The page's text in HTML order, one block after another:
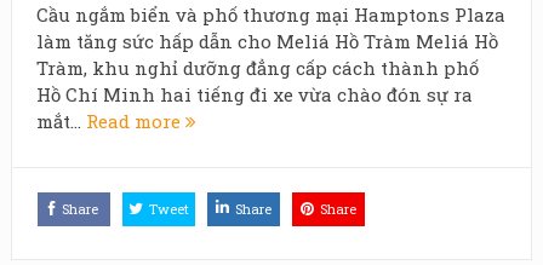
Cầu ngắm biển và phố thương mại Hamptons Plaza
làm tăng sức hấp dẫn cho Meliá Hồ Tràm Meliá Hồ
Tràm, khu nghỉ dưỡng đẳng cấp cách thành phố
Hồ Chí Minh hai tiếng đi xe vừa chào đón sự ra
mắt... Read more
Share Tweet Share Share